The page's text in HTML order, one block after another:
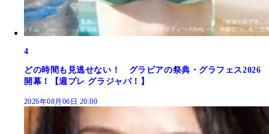
4
どの時間も見逃せない！ グラビアの祭典・グラフェス2026
開幕！【週プレ グラジャパ！】
2026年08月06日 20:00